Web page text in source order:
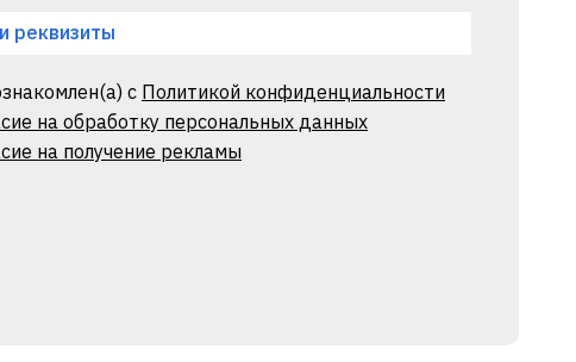
реквизиты
с Политикой конфиденциальности
на обработку персональных данных
на получение рекламы